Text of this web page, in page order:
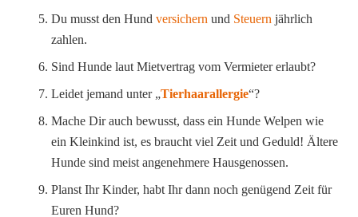
Du musst den Hund versichern und Steuern jährlich
zahlen.
Sind Hunde laut Mietvertrag vom Vermieter erlaubt?
Leidet jemand unter „Tierhaarallergie“?
Mache Dir auch bewusst, dass ein Hunde Welpen wie
ein Kleinkind ist, es braucht viel Zeit und Geduld! Ältere
Hunde sind meist angenehmere Hausgenossen.
Planst Ihr Kinder, habt Ihr dann noch genügend Zeit für
Euren Hund?